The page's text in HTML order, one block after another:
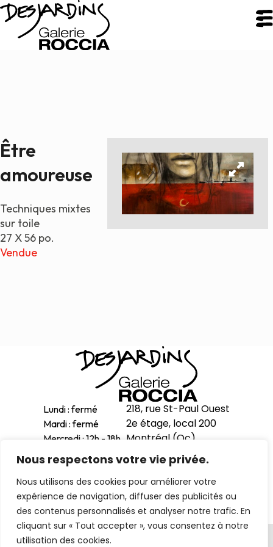
Nous respectons votre vie privée.
Nous utilisons des cookies pour améliorer votre
expérience de navigation, diffuser des publicités ou
des contenus personnalisés et analyser notre trafic. En
cliquant sur « Tout accepter », vous consentez à notre
utilisation des cookies.
Desjardins
Desjardins
Démarche
Sculptures monumentales
Filmographie
Quoi de neuf
Actualités
Contact
English
Être
amoureuse
Techniques mixtes
sur toile
27 X 56 po.
Vendue
Lundi : fermé
Mardi : fermé
Mercredi : 12h - 18h
Vendredi : 12h - 18h
Samedi : 11h - 17h
Dimanche : 12h - 16h
218, rue St-Paul Ouest
2e étage, local 200
Montréal (Qc)
H2Y 1Z9
514-998-1601
Politique de confidentialité